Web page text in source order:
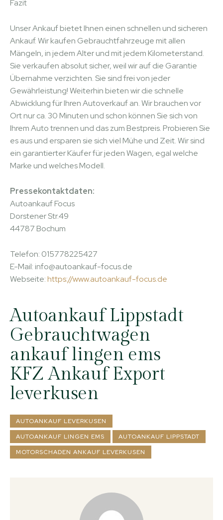
Fazit
Unser Ankauf bietet Ihnen einen schnellen und sicheren
Ankauf. Wir kaufen Gebrauchtfahrzeuge mit allen
Mängeln, in jedem Alter und mit jedem Kilometerstand.
Sie verkaufen absolut sicher, weil wir auf die Garantie
Übernahme verzichten. Sie sind frei von jeder
Gewährleistung! Weiterhin bieten wir die schnelle
Abwicklung für Ihren Autoverkauf an. Wir brauchen vor
Ort nur ca. 30 Minuten und schon können Sie sich von
Ihrem Auto trennen und das zum Bestpreis. Probieren Sie
es aus und ersparen sie sich viel Mühe und Zeit. Wir sind
ein garantierter Käufer für jeden Wagen, egal welche
Marke und welches Modell.
Pressekontaktdaten:
Autoankauf Focus
Dorstener Str.49
44787 Bochum
Telefon: 015778225427
E-Mail: info@autoankauf-focus.de
Webseite:https://www.autoankauf-focus.de
Autoankauf Lippstadt
Gebrauchtwagen
ankauf lingen ems
KFZ Ankauf Export
leverkusen
AUTOANKAUF LEVERKUSEN
AUTOANKAUF LINGEN EMS
AUTOANKAUF LIPPSTADT
MOTORSCHADEN ANKAUF LEVERKUSEN